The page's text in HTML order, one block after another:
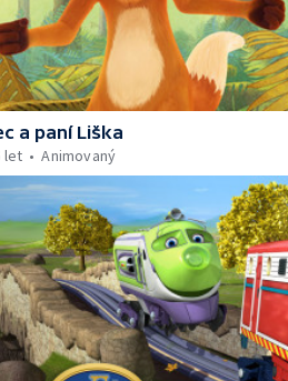
a paní Liška
let Animovaný